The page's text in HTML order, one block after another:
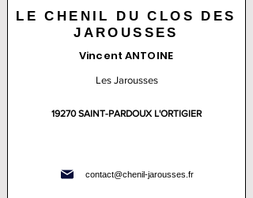
LE CHENIL DU CLOS DES
JAROUSSES
Vincent ANTOINE
Les Jarousses
19270 SAINT-PARDOUX L'ORTIGIER
contact@chenil-jarousses.fr